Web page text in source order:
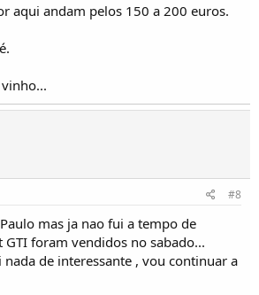
aqui andam pelos 150 a 200 euros.
#8
mas ja nao fui a tempo de
foram vendidos no sabado...
de interessante , vou continuar a